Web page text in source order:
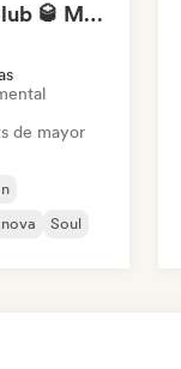
Smoky Jazz Club 🥃 Modern Jazz & Jazz Fusion to Sip an Old Fashioned to
de mayor
Soul